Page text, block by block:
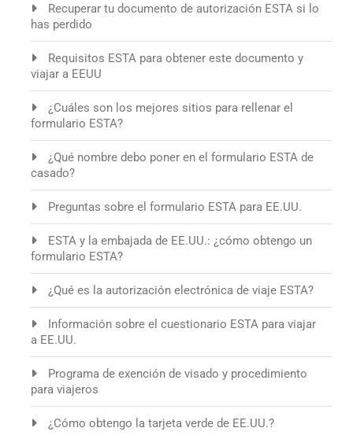
Recuperar tu documento de autorización ESTA si lo
has perdido
Requisitos ESTA para obtener este documento y
viajar a EEUU
¿Cuáles son los mejores sitios para rellenar el
formulario ESTA?
¿Qué nombre debo poner en el formulario ESTA de
casado?
Preguntas sobre el formulario ESTA para EE.UU.
ESTA y la embajada de EE.UU.: ¿cómo obtengo un
formulario ESTA?
¿Qué es la autorización electrónica de viaje ESTA?
Información sobre el cuestionario ESTA para viajar
a EE.UU.
Programa de exención de visado y procedimiento
para viajeros
¿Cómo obtengo la tarjeta verde de EE.UU.?